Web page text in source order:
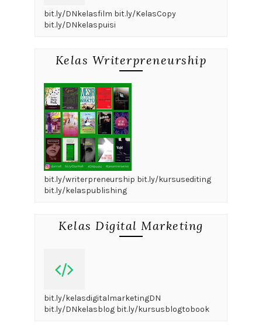
bit.ly/DNkelasfilm bit.ly/KelasCopy
bit.ly/DNkelaspuisi
Kelas Writerpreneurship
bit.ly/writerpreneurship bit.ly/kursusediting
bit.ly/kelaspublishing
Kelas Digital Marketing
bit.ly/kelasdigitalmarketingDN
bit.ly/DNkelasblog bit.ly/kursusblogtobook